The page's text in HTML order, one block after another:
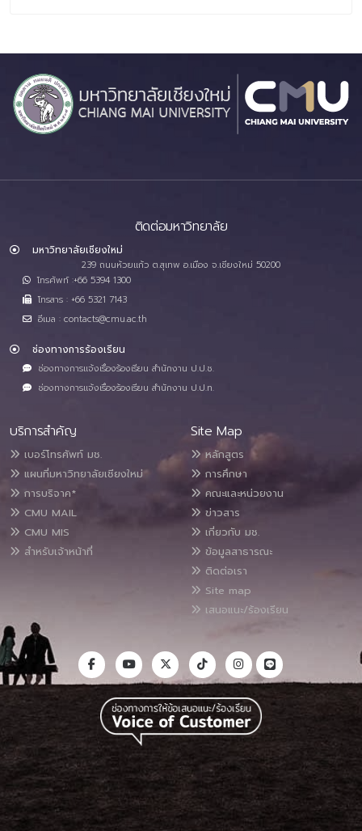
ติดต่อมหาวิทยาลัย
มหาวิทยาลัยเชียงใหม่
239 ถนนห้วยแก้ว ต.สุเทพ อ.เมือง จ.เชียงใหม่ 50200
โทรศัพท์ :+66 5394 1300
โทรสาร : +66 5321 7143
อีเมล : contacts@cmu.ac.th
ช่องทางการร้องเรียน
ช่องทางการแจ้งเรื่องร้องเรียน สำนักงาน ป.ป.ช.
ช่องทางการแจ้งเรื่องร้องเรียน สำนักงาน ป.ป.ท.
บริการสำคัญ
เบอร์โทรศัพท์ มช.
แผนที่มหาวิทยาลัยเชียงใหม่
การบริจาค*
CMU MAIL
CMU MIS
สำหรับเจ้าหน้าที่
Site Map
หลักสูตร
การศึกษา
คณะและหน่วยงาน
ข่าวสาร
เกี่ยวกับ มช.
ข้อมูลสาธารณะ
ติดต่อเรา
Site map
เสนอแนะ/ร้องเรียน